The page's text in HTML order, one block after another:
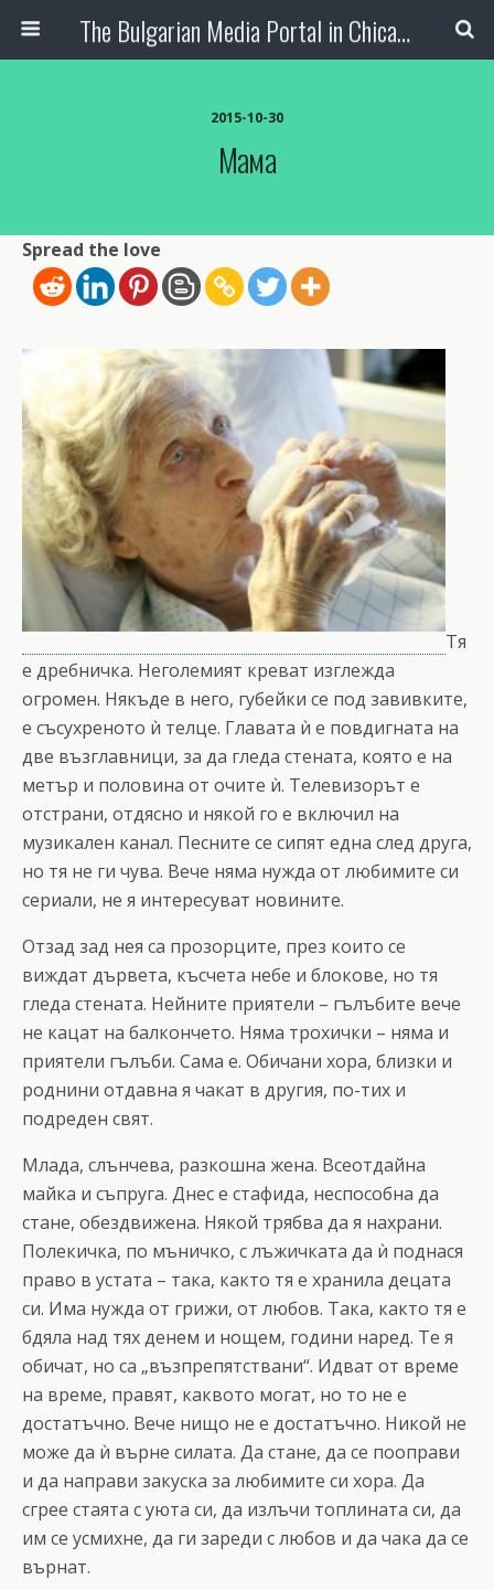
The Bulgarian Media Portal in Chicago
2015-10-30
Мама
Spread the love
Тя
е дребничка. Неголемият креват изглежда
огромен. Някъде в него, губейки се под завивките,
е съсухреното ѝ телце. Главата ѝ е повдигната на
две възглавници, за да гледа стената, която е на
метър и половина от очите ѝ. Телевизорът е
отстрани, отдясно и някой го е включил на
музикален канал. Песните се сипят една след друга,
но тя не ги чува. Вече няма нужда от любимите си
сериали, не я интересуват новините.
Отзад зад нея са прозорците, през които се
виждат дървета, късчета небе и блокове, но тя
гледа стената. Нейните приятели – гълъбите вече
не кацат на балкончето. Няма трохички – няма и
приятели гълъби. Сама е. Обичани хора, близки и
роднини отдавна я чакат в другия, по-тих и
подреден свят.
Млада, слънчева, разкошна жена. Всеотдайна
майка и съпруга. Днес е стафида, неспособна да
стане, обездвижена. Някой трябва да я нахрани.
Полекичка, по мъничко, с лъжичката да ѝ поднася
право в устата – така, както тя е хранила децата
си. Има нужда от грижи, от любов. Така, както тя е
бдяла над тях денем и нощем, години наред. Те я
обичат, но са „възпрепятствани“. Идват от време
на време, правят, каквото могат, но то не е
достатъчно. Вече нищо не е достатъчно. Никой не
може да ѝ върне силата. Да стане, да се пооправи
и да направи закуска за любимите си хора. Да
сгрее стаята с уюта си, да излъчи топлината си, да
им се усмихне, да ги зареди с любов и да чака да се
върнат.